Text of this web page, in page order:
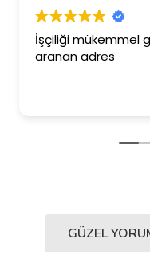
İşçiliği mükemmel
aranan adres
GÜZEL